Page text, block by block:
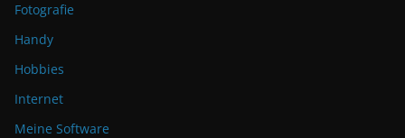
Fotografie
Handy
Hobbies
Internet
Meine Software